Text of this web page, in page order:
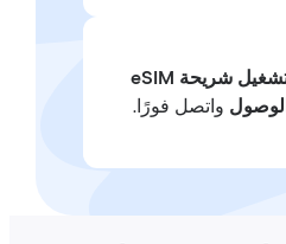
قم بتشغيل شريحة eSIM
واتصل فورًا.